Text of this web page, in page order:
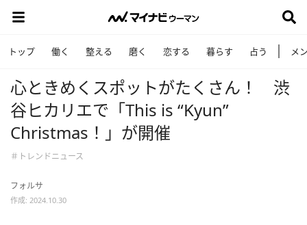
トップ 働く 整える 磨く 恋する 暮らす 占う メ
心ときめくスポットがたくさん！ 渋
谷ヒカリエで「This is “Kyun”
Christmas！」が開催
＃トレンドニュース
フォルサ
作成: 2024.10.30